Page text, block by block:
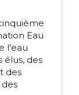
Eau
l’eau
élus, des
des